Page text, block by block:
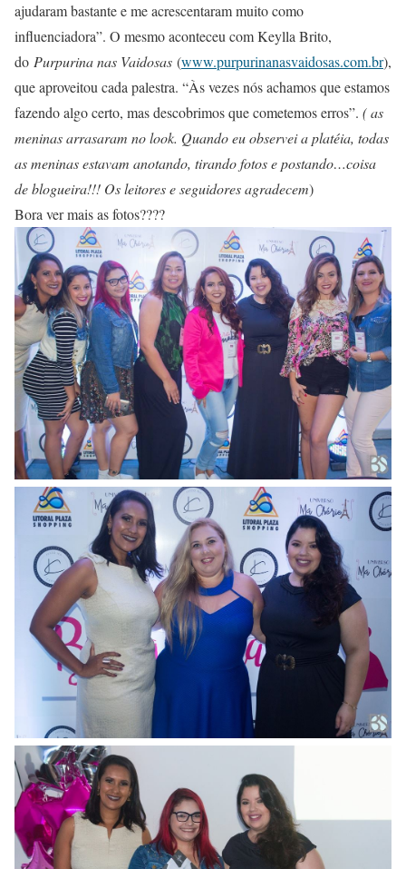
ajudaram bastante e me acrescentaram muito como
influenciadora”. O mesmo aconteceu com Keylla Brito,
do Purpurina nas Vaidosas (www.purpurinanasvaidosas.com.br),
que aproveitou cada palestra. “Às vezes nós achamos que estamos
fazendo algo certo, mas descobrimos que cometemos erros”. ( as
meninas arrasaram no look. Quando eu observei a platéia, todas
as meninas estavam anotando, tirando fotos e postando…coisa
de blogueira!!! Os leitores e seguidores agradecem)
Bora ver mais as fotos????